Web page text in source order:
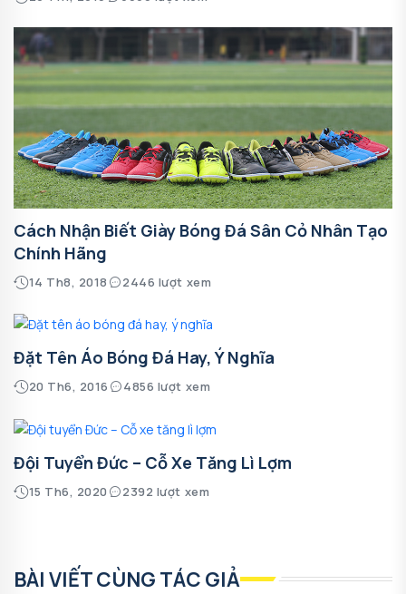
Cách Nhận Biết Giày Bóng Đá Sân Cỏ Nhân Tạo
Chính Hãng
14 Th8, 2018 2446 lượt xem
Đặt Tên Áo Bóng Đá Hay, Ý Nghĩa
20 Th6, 2016 4856 lượt xem
Đội Tuyển Đức – Cỗ Xe Tăng Lì Lợm
15 Th6, 2020 2392 lượt xem
BÀI VIẾT CÙNG TÁC GIẢ